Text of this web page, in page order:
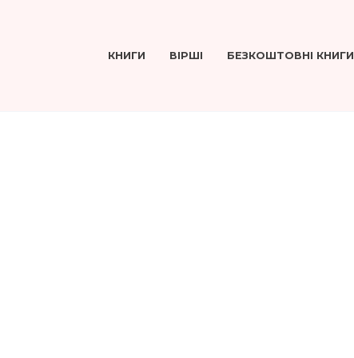
КНИГИ ВІРШІ БЕЗКОШТОВНІ КНИГИ